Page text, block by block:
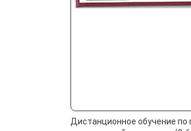
Дистанционное обучение по